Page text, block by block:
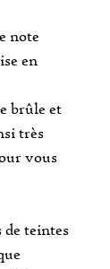
note
en
brûle et
très
vous
de teintes